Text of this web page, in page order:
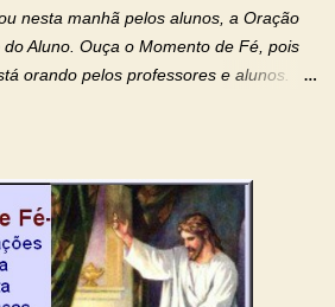
nesta manhã pelos alunos, a Oração
Aluno. Ouça o Momento de Fé, pois
orando pelos professores e alunos.
para o dia da prova. Confie no
no amor materno de Nossa Senhora.
e o amor de Maria! Adriana-Devoção e
I Senhor, eu sou estudante, e por sinal,
fato de eu estar aqui, conversando com